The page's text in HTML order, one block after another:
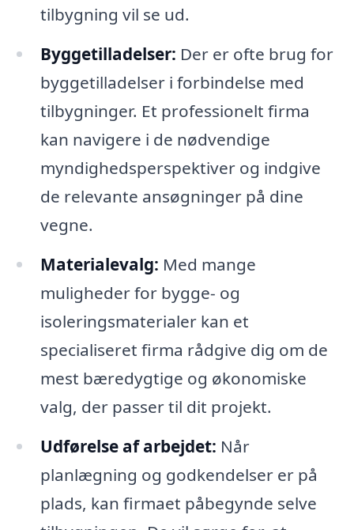
tilbygning vil se ud.
Byggetilladelser: Der er ofte brug for
byggetilladelser i forbindelse med
tilbygninger. Et professionelt firma
kan navigere i de nødvendige
myndighedsperspektiver og indgive
de relevante ansøgninger på dine
vegne.
Materialevalg: Med mange
muligheder for bygge- og
isoleringsmaterialer kan et
specialiseret firma rådgive dig om de
mest bæredygtige og økonomiske
valg, der passer til dit projekt.
Udførelse af arbejdet: Når
planlægning og godkendelser er på
plads, kan firmaet påbegynde selve